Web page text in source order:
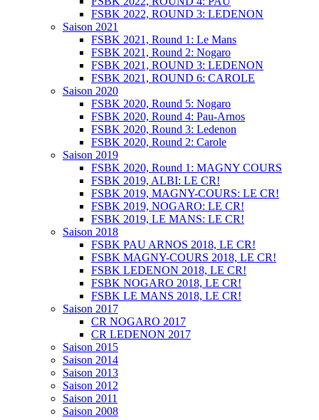
FSBK 2022, ROUND 3: LEDENON
Saison 2021
FSBK 2021, Round 1: Le Mans
FSBK 2021, Round 2: Nogaro
FSBK 2021, ROUND 3: LEDENON
FSBK 2021, ROUND 6: CAROLE
Saison 2020
FSBK 2020, Round 5: Nogaro
FSBK 2020, Round 4: Pau-Arnos
FSBK 2020, Round 3: Ledenon
FSBK 2020, Round 2: Carole
Saison 2019
FSBK 2020, Round 1: MAGNY COURS
FSBK 2019, ALBI: LE CR!
FSBK 2019, MAGNY-COURS: LE CR!
FSBK 2019, NOGARO: LE CR!
FSBK 2019, LE MANS: LE CR!
Saison 2018
FSBK PAU ARNOS 2018, LE CR!
FSBK MAGNY-COURS 2018, LE CR!
FSBK LEDENON 2018, LE CR!
FSBK NOGARO 2018, LE CR!
FSBK LE MANS 2018, LE CR!
Saison 2017
CR NOGARO 2017
CR LEDENON 2017
Saison 2015
Saison 2014
Saison 2013
Saison 2012
Saison 2011
Saison 2008